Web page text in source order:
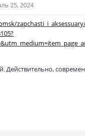
25, 2024
Действительно,